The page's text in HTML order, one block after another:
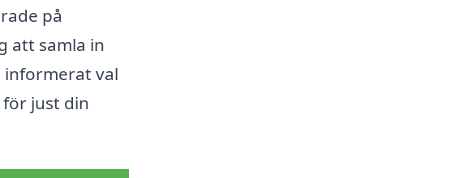
på
att samla in
val
just din